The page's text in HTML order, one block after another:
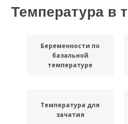
Температура в
Беременности по
базальной
температуре
Температура для
зачатия